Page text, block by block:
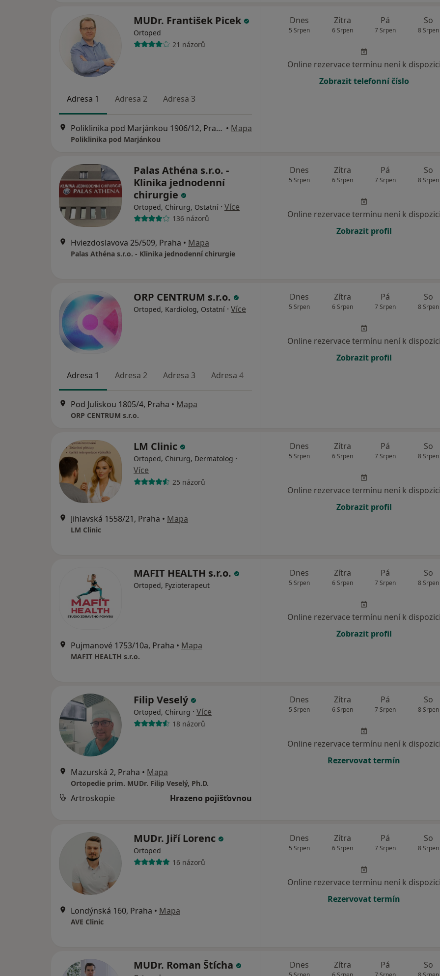
MUDr. František Picek
Ortoped
21 názorů
Adresa 1 Adresa 2 Adresa 3
Poliklinika pod Marjánkou 1906/12, Praha • Mapa
Poliklinika pod Marjánkou
Dnes
5 Srpen
Zítra
6 Srpen
Pá
7 Srpen
So
8 Srpen
Online rezervace termínu není k dispozici
Zobrazit telefonní číslo
Palas Athéna s.r.o. -
Klinika jednodenní
chirurgie
Ortoped, Chirurg, Ostatní · Více
136 názorů
Hviezdoslavova 25/509, Praha • Mapa
Palas Athéna s.r.o. - Klinika jednodenní chirurgie
Dnes
5 Srpen
Zítra
6 Srpen
Pá
7 Srpen
So
8 Srpen
Online rezervace termínu není k dispozici
Zobrazit profil
ORP CENTRUM s.r.o.
Ortoped, Kardiolog, Ostatní · Více
Adresa 1 Adresa 2 Adresa 3 Adresa 4
Pod Juliskou 1805/4, Praha • Mapa
ORP CENTRUM s.r.o.
Dnes
5 Srpen
Zítra
6 Srpen
Pá
7 Srpen
So
8 Srpen
Online rezervace termínu není k dispozici
Zobrazit profil
LM Clinic
Ortoped, Chirurg, Dermatolog ·
Více
25 názorů
Jihlavská 1558/21, Praha • Mapa
LM Clinic
Dnes
5 Srpen
Zítra
6 Srpen
Pá
7 Srpen
So
8 Srpen
Online rezervace termínu není k dispozici
Zobrazit profil
MAFIT HEALTH s.r.o.
Ortoped, Fyzioterapeut
Pujmanové 1753/10a, Praha • Mapa
MAFIT HEALTH s.r.o.
Dnes
5 Srpen
Zítra
6 Srpen
Pá
7 Srpen
So
8 Srpen
Online rezervace termínu není k dispozici
Zobrazit profil
Filip Veselý
Ortoped, Chirurg · Více
18 názorů
Mazurská 2, Praha • Mapa
Ortopedie prim. MUDr. Filip Veselý, Ph.D.
Artroskopie Hrazeno pojišťovnou
Dnes
5 Srpen
Zítra
6 Srpen
Pá
7 Srpen
So
8 Srpen
Online rezervace termínu není k dispozici
Rezervovat termín
MUDr. Jiří Lorenc
Ortoped
16 názorů
Londýnská 160, Praha • Mapa
AVE Clinic
Dnes
5 Srpen
Zítra
6 Srpen
Pá
7 Srpen
So
8 Srpen
Online rezervace termínu není k dispozici
Rezervovat termín
MUDr. Roman Štícha Dnes Zítra Pá So